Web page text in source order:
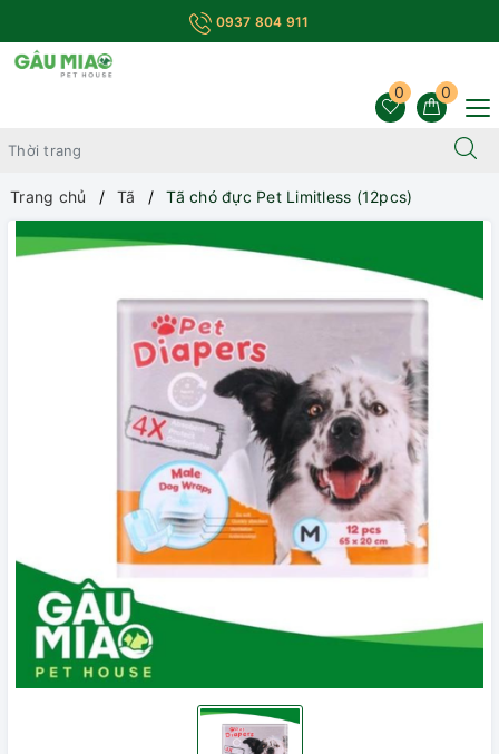
0937 804 911
0
0
Trang chủ Tã Tã chó đực Pet Limitless (12pcs)